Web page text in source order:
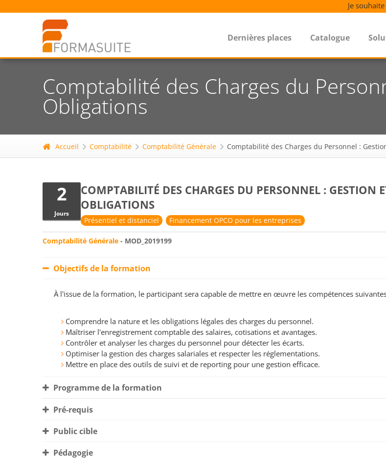
Je
Dernières places Catalogue
Comptabilité des Charges du
Obligations
Accueil Comptabilité Comptabilité Générale Comptabilité des Charges du Personnel :
2
Jours
COMPTABILITÉ DES CHARGES DU PERSONNEL : GESTION
OBLIGATIONS
Présentiel et distanciel Financement OPCO pour les entreprises
Comptabilité Générale - MOD_2019199
Objectifs de la formation
À l'issue de la formation, le participant sera capable de mettre en œuvre les compétences
Comprendre la nature et les obligations légales des charges du personnel.
Maîtriser l'enregistrement comptable des salaires, cotisations et avantages.
Contrôler et analyser les charges du personnel pour détecter les écarts.
Optimiser la gestion des charges salariales et respecter les réglementations.
Mettre en place des outils de suivi et de reporting pour une gestion efficace.
Programme de la formation
Pré-requis
Public cible
Pédagogie